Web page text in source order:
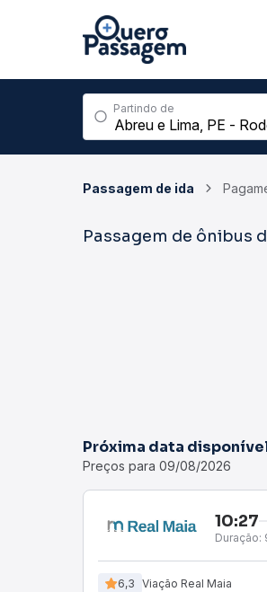
Partindo de
Passagem de ida
Passagem de ônibus
Próxima data
Preços para 09/08/2026
10:27
Duração:
6,3 Viação Real Maia